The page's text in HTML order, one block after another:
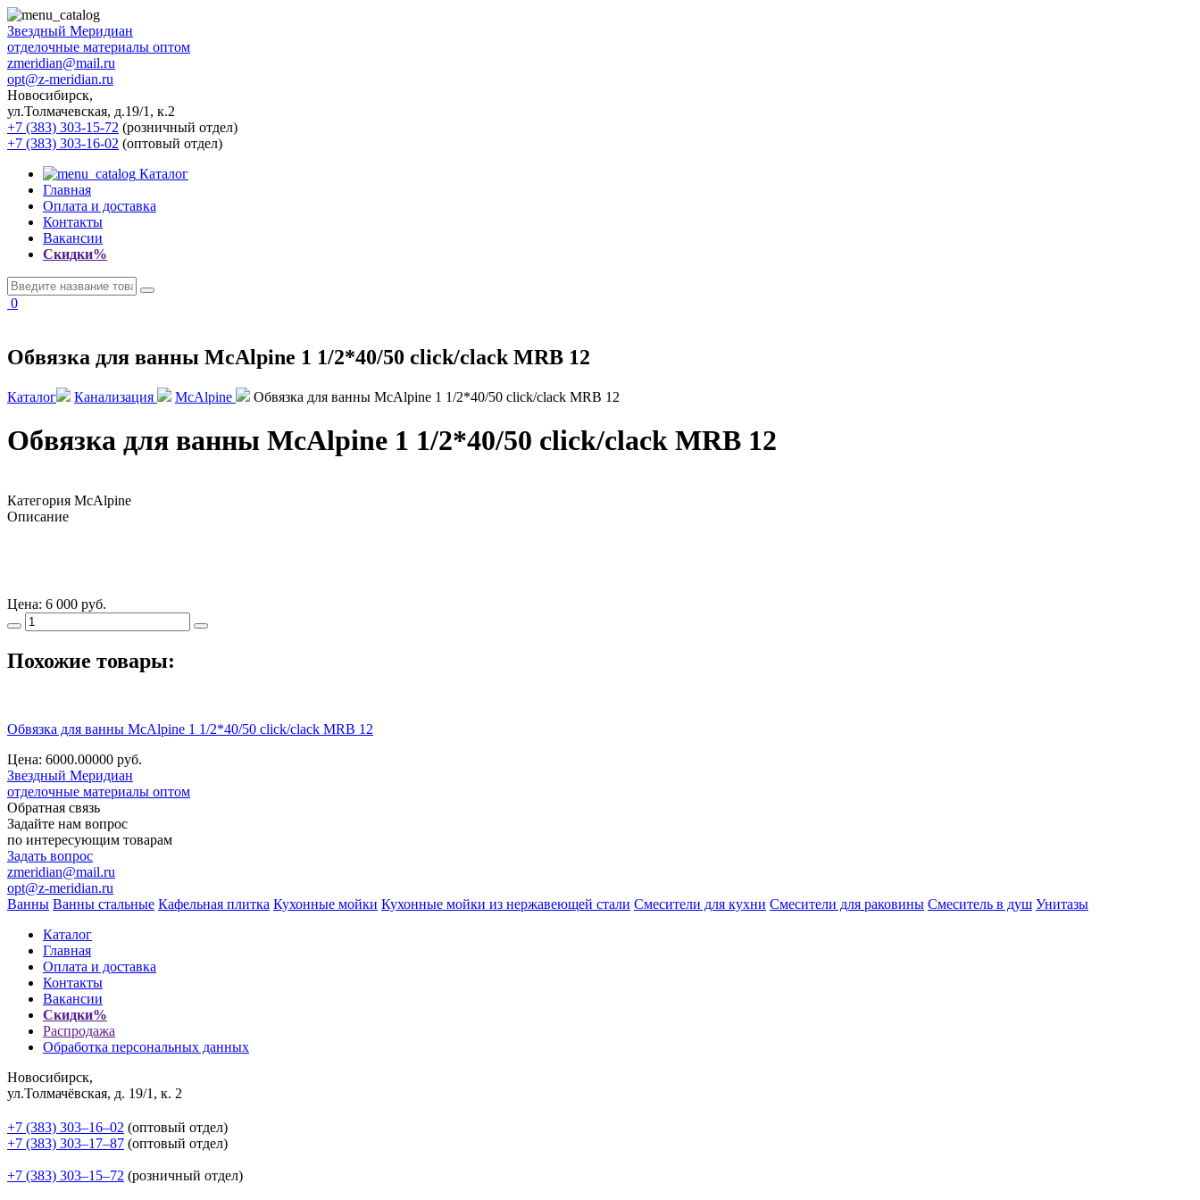
Звездный Меридиан
отделочные материалы оптом
zmeridian@mail.ru
opt@z-meridian.ru
Новосибирск,
ул.Толмачевская, д.19/1, к.2
+7 (383) 303-15-72 (розничный отдел)
+7 (383) 303-16-02 (оптовый отдел)
Каталог
Главная
Оплата и доставка
Контакты
Вакансии
Скидки%
0
Обвязка для ванны McAlpine 1 1/2*40/50 click/clack MRB 12
Каталог Канализация McAlpine Обвязка для ванны McAlpine 1 1/2*40/50 click/clack MRB 12
Обвязка для ванны McAlpine 1 1/2*40/50 click/clack MRB 12
Категория McAlpine
Описание
Цена: 6 000 руб.
Похожие товары:
Обвязка для ванны McAlpine 1 1/2*40/50 click/clack MRB 12
Цена: 6000.00000 руб.
Звездный Меридиан
отделочные материалы оптом
Обратная связь
Задайте нам вопрос
по интересующим товарам
Задать вопрос
zmeridian@mail.ru
opt@z-meridian.ru
Ванны Ванны стальные Кафельная плитка Кухонные мойки Кухонные мойки из нержавеющей стали Смесители для кухни Смесители для раковины Смеситель в душ Унитазы
Каталог
Главная
Оплата и доставка
Контакты
Вакансии
Скидки%
Распродажа
Обработка персональных данных
Новосибирск,
ул.Толмачёвская, д. 19/1, к. 2
+7 (383) 303‒16‒02 (оптовый отдел)
+7 (383) 303‒17‒87 (оптовый отдел)
+7 (383) 303‒15‒72 (розничный отдел)